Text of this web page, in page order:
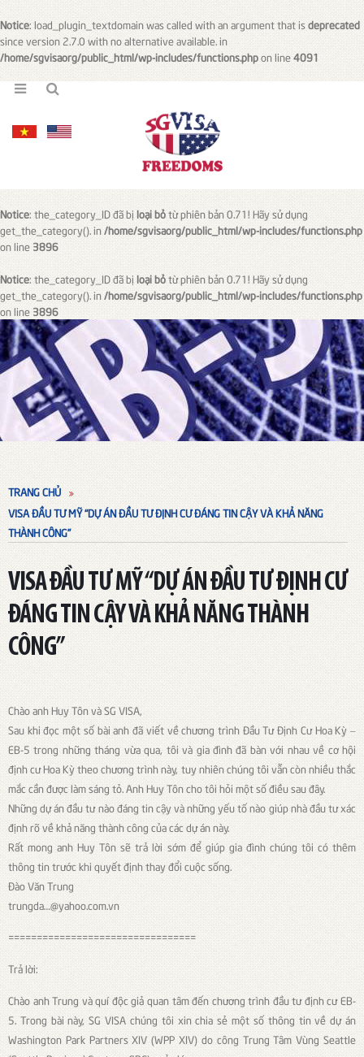
Notice: load_plugin_textdomain was called with an argument that isdeprecated
since version 2.7.0 with no alternative available. in
/home/sgvisaorg/public_html/wp-includes/functions.phpon line4091
Notice: the_category_ID đã bị loại bỏtừ phiên bản 0.71! Hãy sử dụng
get_the_category(). in/home/sgvisaorg/public_html/wp-includes/functions.php
on line3896
Notice: the_category_ID đã bị loại bỏtừ phiên bản 0.71! Hãy sử dụng
get_the_category(). in/home/sgvisaorg/public_html/wp-includes/functions.php
on line3896
TRANG CHỦ
VISA ĐẦU TƯ MỸ “DỰ ÁN ĐẦU TƯ ĐỊNH CƯ ĐÁNG TIN CẬY VÀ KHẢ NĂNG
THÀNH CÔNG”
VISA ĐẦU TƯ MỸ “DỰ ÁN ĐẦU TƯ ĐỊNH CƯ
ĐÁNG TIN CẬY VÀ KHẢ NĂNG THÀNH
CÔNG”
Chào anh Huy Tôn và SG VISA,
Sau khi đọc một số bài anh đã viết về chương trình Đầu Tư Định Cư Hoa Kỳ –
EB-5 trong những tháng vừa qua, tôi và gia đình đã bàn với nhau về cơ hội
định cư Hoa Kỳ theo chương trình này, tuy nhiên chúng tôi vẫn còn nhiều thắc
mắc cần được làm sáng tỏ. Anh Huy Tôn cho tôi hỏi một số điều sau đây.
Những dự án đầu tư nào đáng tin cậy và những yếu tố nào giúp nhà đầu tư xác
định rõ về khả năng thành công của các dự án này.
Rất mong anh Huy Tôn sẽ trả lời sớm để giúp gia đình chúng tôi có thêm
thông tin trước khi quyết định thay đổi cuộc sống.
Đào Văn Trung
trungda…@yahoo.com.vn
=================================
Trả lời:
Chào anh Trung và quí độc giả quan tâm đến chương trình đầu tư định cư EB-
5. Trong bài này, SG VISA chúng tôi xin chia sẻ một số thông tin về dự án
Washington Park Partners XIV (WPP XIV) do công Trung Tâm Vùng Seattle